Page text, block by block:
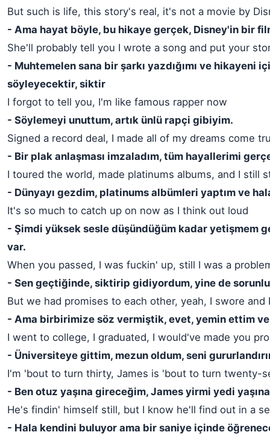
But such is life, this story's real, it's not a movie by
- Ama hayat böyle, bu hikaye gerçek, Disney'in bir
She'll probably tell you I wrote a song and put your
- Muhtemelen sana bir şarkı yazdığımı ve hikayeni
söyleyecektir, siktir
I forgot to tell you, I'm like famous rapper now
- Söylemeyi unuttum, artık ünlü rapçi gibiyim.
Signed a record deal, I made all of my dreams come
- Bir plak anlaşması imzaladım, tüm hayallerimi
I toured the world, made platinums albums, and I still
- Dünyayı gezdim, platinums albümleri yaptım ve
It's so much to catch up on now as I think out loud
- Şimdi yüksek sesle düşündüğüm kadar yetişmem
var.
When you passed, I was fuckin' up, still I was a
- Sen geçtiğinde, siktirip gidiyordum, yine de
But we had promises to each other, yeah, I swore and
- Ama birbirimize söz vermiştik, evet, yemin ettim
I went to college, I graduated, I would've made you
- Üniversiteye gittim, mezun oldum, seni
I'm 'bout to turn thirty, James is 'bout to turn twenty-
- Ben otuz yaşına gireceğim, James yirmi yedi
He's findin' himself still, but I know he'll find out in a
- Hala kendini buluyor ama bir saniye içinde